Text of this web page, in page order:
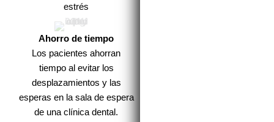
estrés
Ahorro de tiempo
Los pacientes ahorran
tiempo al evitar los
desplazamientos y las
esperas en la sala de espera
de una clínica dental.